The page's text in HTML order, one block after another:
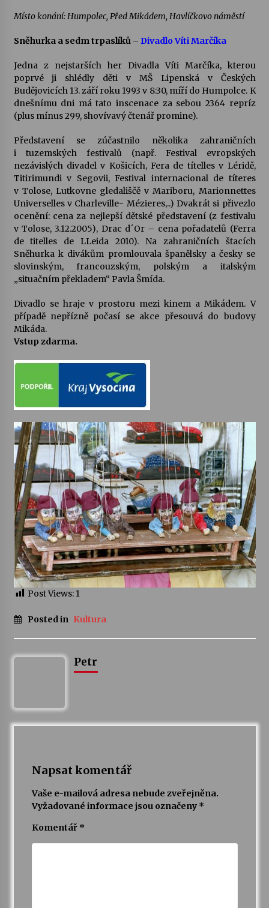
Pozvánka na integrační festival Quijotova
28. 7. 2026
Letní koncerty ve Stromovce: Kolchoz a
Jenakaši
28. 7. 2026
23. 7. 2026
Letní koncerty ve Stromovce: Rufus Miller
22. 7. 2026
Vysočinka
17. 7. 2026
14. 7. 2026
13. 7. 2026
Varhanní recitál Michala Novenka v Klášteře
Želiv
3. 7. 2026
Petr Adamec – Malovaný svět
30. 6. 2026
Místo konání: Humpolec, Před Mikádem, Havlíčkovo náměstí
Sněhurka a sedm trpaslíků – Divadlo Víti Marčíka
Jedna z nejstarších her Divadla Víti Marčíka, kterou
poprvé ji shlédly děti v MŠ Lipenská v Českých
Budějovicích 13. září roku 1993 v 8:30, míří do Humpolce. K
dnešnímu dni má tato inscenace za sebou 2364 repríz
(plus mínus 299, shovívavý čtenář promine).
Představení se zúčastnilo několika zahraničních
i tuzemských festivalů (např. Festival evropských
nezávislých divadel v Košicích, Fera de títelles v Léridě,
Titirimundi v Segovii, Festival internacional de títeres
v Tolose, Lutkovne gledališčě v Mariboru, Marionnettes
Universelles v Charleville- Mézieres,..) Dvakrát si přivezlo
ocenění: cena za nejlepší dětské představení (z festivalu
v Tolose, 3.12.2005), Drac d´Or – cena pořadatelů (Ferra
de titelles de LLeida 2010). Na zahraničních štacích
Sněhurka k divákům promlouvala španělsky a česky se
slovinským, francouzským, polským a italským
„situačním překladem“ Pavla Šmída.
Divadlo se hraje v prostoru mezi kinem a Mikádem. V
případě nepřízně počasí se akce přesouvá do budovy
Mikáda.
Vstup zdarma.
Post Views: 1
Posted in Kultura
Petr
Napsat komentář
Vaše e-mailová adresa nebude zveřejněna.
Vyžadované informace jsou označeny *
Komentář *